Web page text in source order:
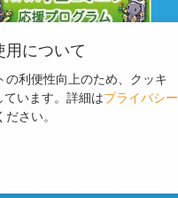
用について
の利便性向上のため、クッキ
います。詳細はプライバシー
さい。